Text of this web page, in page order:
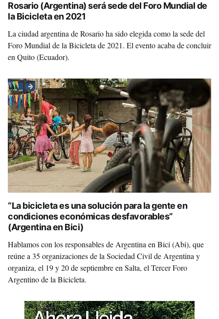
Rosario (Argentina) será sede del Foro Mundial de
la Bicicleta en 2021
La ciudad argentina de Rosario ha sido elegida como la sede del
Foro Mundial de la Bicicleta de 2021. El evento acaba de concluir
en Quito (Ecuador).
“La bicicleta es una solución para la gente en
condiciones económicas desfavorables”
(Argentina en Bici)
Hablamos con los responsables de Argentina en Bici (Abi), que
reúne a 35 organizaciones de la Sociedad Civil de Argentina y
organiza, el 19 y 20 de septiembre en Salta, el Tercer Foro
Argentino de la Bicicleta.